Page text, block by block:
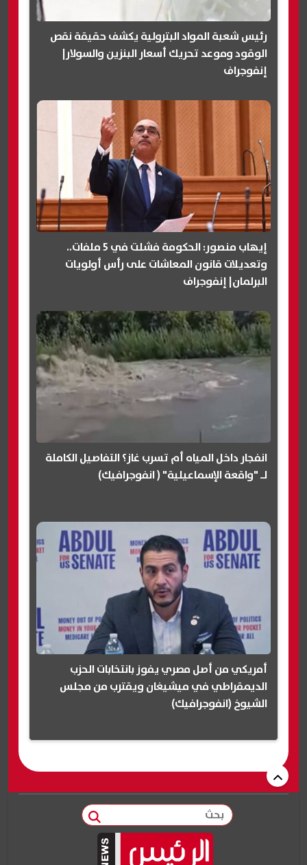
رئيس شعبة المواد البترولية يكشف حقيقة نقص
الوقود وموعد تحريك أسعار البنزين والسولار|
إنفوجراف
إيهاب منصور: الحكومة فشلت في 5 ملفات..
وتعديلات قانون المعاشات على رأس أولويات
البرلمان| إنفوجراف
انفجار داخل المياه أم تسرب غاز؟ التفاصيل الكاملة
لـ "واقعة الإسماعيلية" ( انفوجرافيك)
أمريكي من أصل مصري يفوز بانتخابات الحزب
الديمقراطي في ميشيغان ويقترب من مجلس
الشيوخ (انفوجرافيك)
بحث